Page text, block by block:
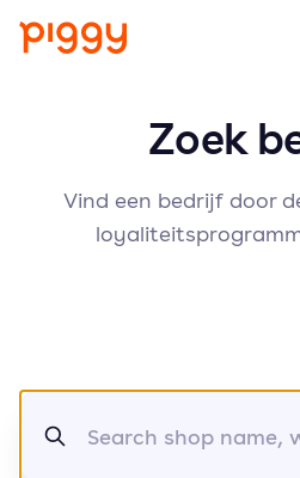
Resources
Zoek
Vind een bedrijf door
Search